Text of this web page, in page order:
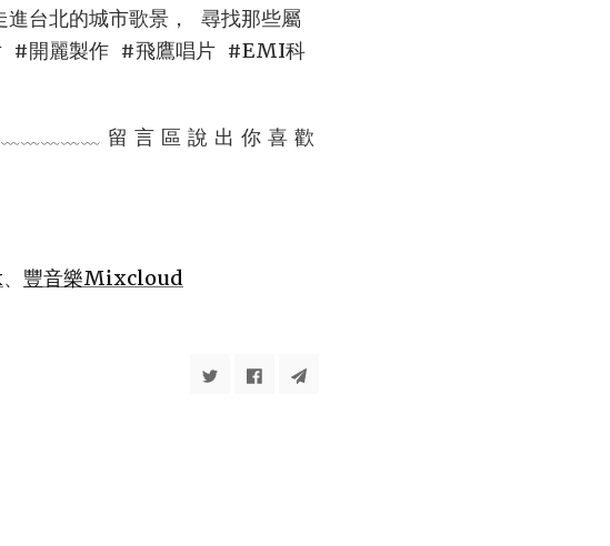
台北的城市歌景， 尋找那些屬
#開麗製作 #飛鷹唱片 #EMI科
留 言 區 說 出 你 喜 歡
、 豐音樂Mixcloud